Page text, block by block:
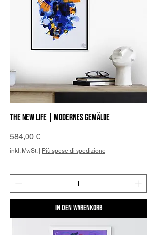
The new Life | Modernes Gemälde
Preis
584,00 €
inkl. MwSt.| Più spese di spedizione
In den Warenkorb